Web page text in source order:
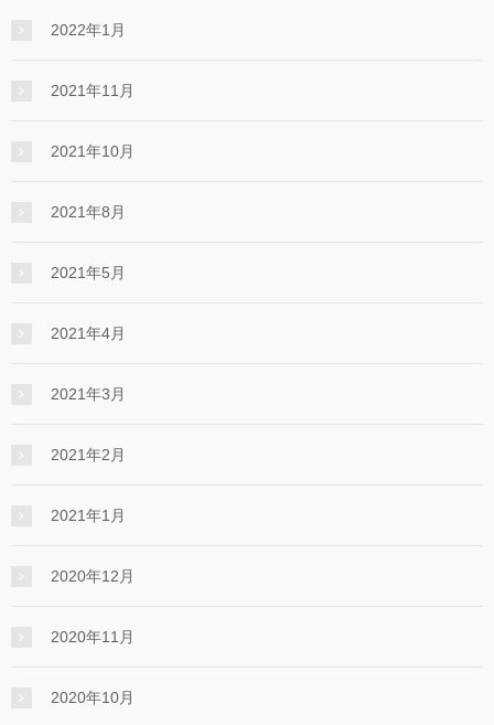
2022年1月
2021年11月
2021年10月
2021年8月
2021年5月
2021年4月
2021年3月
2021年2月
2021年1月
2020年12月
2020年11月
2020年10月